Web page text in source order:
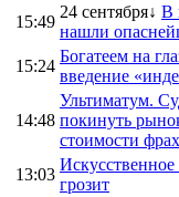
15:49
24 сентября↓ В
нашли
15:24
Богатеем на
введение
14:48
Ультиматум.
покинуть
стоимости
13:03
грозит